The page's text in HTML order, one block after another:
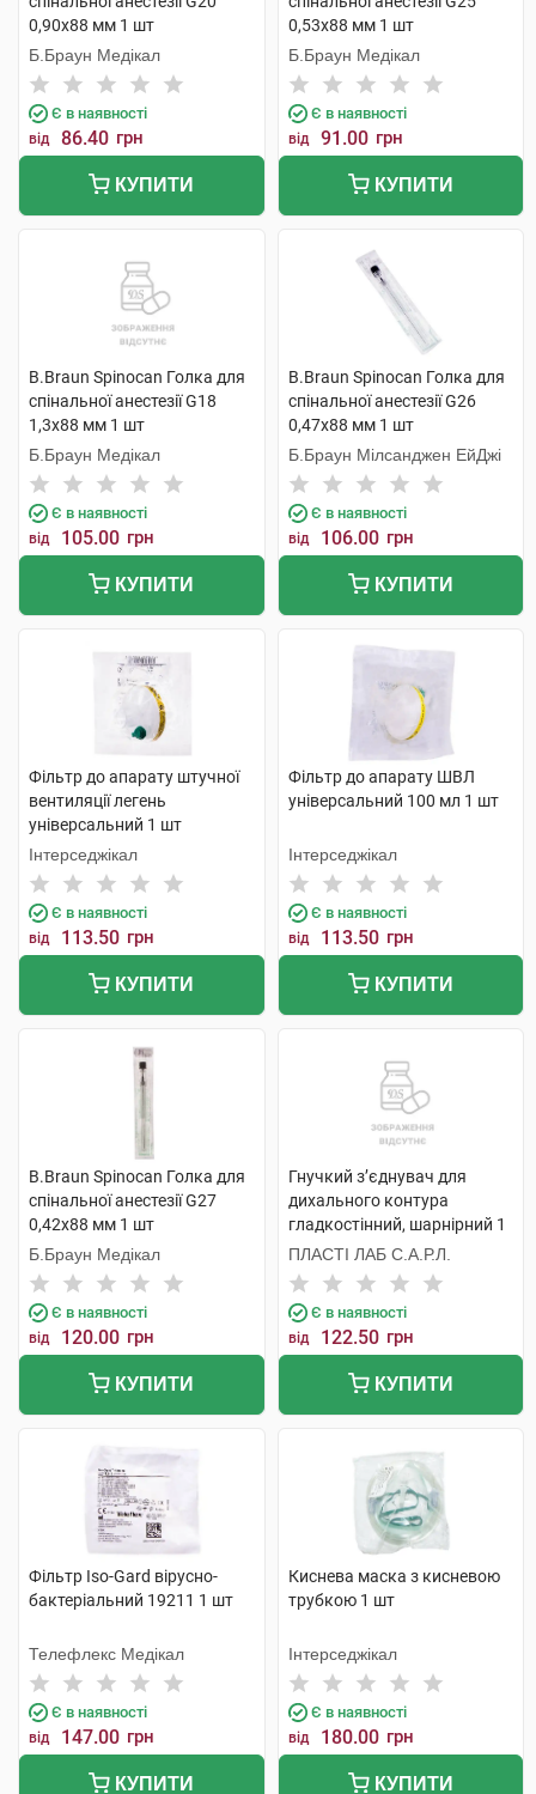
0,90x88 мм 1 шт
Б.Браун Медікал
Є в наявності
від 86.40 грн
КУПИТИ
0,53x88 мм 1 шт
Б.Браун Медікал
Є в наявності
від 91.00 грн
КУПИТИ
B.Braun Spinocan Голка для
спінальної анестезії G18
1,3x88 мм 1 шт
Б.Браун Медікал
Є в наявності
від 105.00 грн
КУПИТИ
B.Braun Spinocan Голка для
спінальної анестезії G26
0,47x88 мм 1 шт
Б.Браун Мілсанджен ЕйДжі
Є в наявності
від 106.00 грн
КУПИТИ
Фільтр до апарату штучної
вентиляції легень
універсальний 1 шт
Інтерседжікал
Є в наявності
від 113.50 грн
КУПИТИ
Фільтр до апарату ШВЛ
універсальний 100 мл 1 шт
Інтерседжікал
Є в наявності
від 113.50 грн
КУПИТИ
B.Braun Spinocan Голка для
спінальної анестезії G27
0,42x88 мм 1 шт
Б.Браун Медікал
Є в наявності
від 120.00 грн
КУПИТИ
Гнучкий з’єднувач для
дихального контура
гладкостінний, шарнірний 1
шт
ПЛАСТІ ЛАБ С.А.Р.Л.
Є в наявності
від 122.50 грн
КУПИТИ
Фільтр Iso-Gard вірусно-
бактеріальний 19211 1 шт
Телефлекс Медікал
Є в наявності
від 147.00 грн
КУПИТИ
Киснева маска з кисневою
трубкою 1 шт
Інтерседжікал
Є в наявності
від 180.00 грн
КУПИТИ